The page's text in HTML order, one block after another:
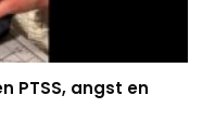
PTSS, angst en